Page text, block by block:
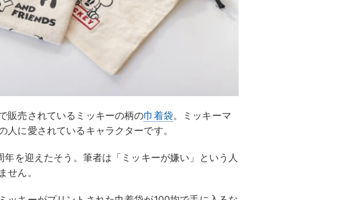
販売されているミッキーの柄の巾着袋。ミッキーマ
人に愛されているキャラクターです。
年を迎えたそう。筆者は「ミッキーが嫌い」という人
せん。